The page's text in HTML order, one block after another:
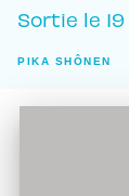
Sortie le
PIKA SHÔNEN